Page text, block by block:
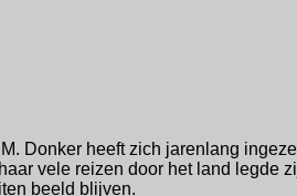
Donker heeft zich jarenlang
vele reizen door het land legde
beeld blijven.